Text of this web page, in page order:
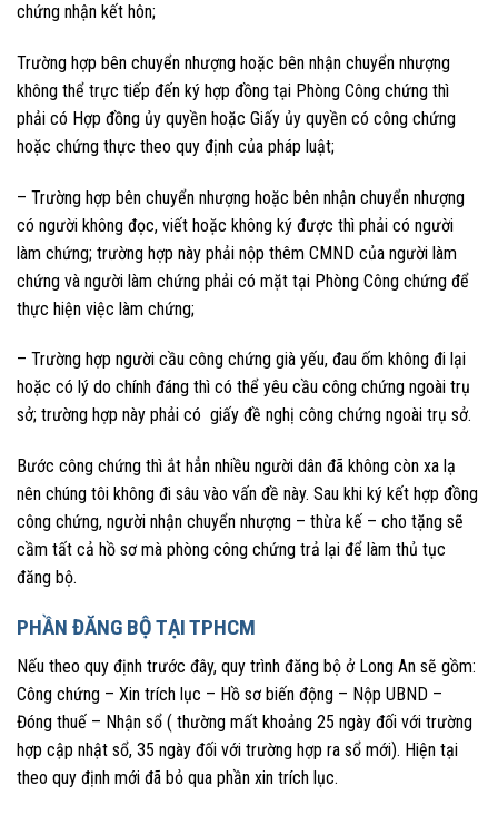
chứng nhận kết hôn;
Trường hợp bên chuyển nhượng hoặc bên nhận chuyển nhượng
không thể trực tiếp đến ký hợp đồng tại Phòng Công chứng thì
phải có Hợp đồng ủy quyền hoặc Giấy ủy quyền có công chứng
hoặc chứng thực theo quy định của pháp luật;
– Trường hợp bên chuyển nhượng hoặc bên nhận chuyển nhượng
có người không đọc, viết hoặc không ký được thì phải có người
làm chứng; trường hợp này phải nộp thêm CMND của người làm
chứng và người làm chứng phải có mặt tại Phòng Công chứng để
thực hiện việc làm chứng;
– Trường hợp người cầu công chứng già yếu, đau ốm không đi lại
hoặc có lý do chính đáng thì có thể yêu cầu công chứng ngoài trụ
sở; trường hợp này phải có giấy đề nghị công chứng ngoài trụ sở.
Bước công chứng thì ắt hẳn nhiều người dân đã không còn xa lạ
nên chúng tôi không đi sâu vào vấn đề này. Sau khi ký kết hợp đồng
công chứng, người nhận chuyển nhượng – thừa kế – cho tặng sẽ
cầm tất cả hồ sơ mà phòng công chứng trả lại để làm thủ tục
đăng bộ.
PHẦN ĐĂNG BỘ TẠI TPHCM
Nếu theo quy định trước đây, quy trình đăng bộ ở Long An sẽ gồm:
Công chứng – Xin trích lục – Hồ sơ biến động – Nộp UBND –
Đóng thuế – Nhận sổ ( thường mất khoảng 25 ngày đối với trường
hợp cập nhật sổ, 35 ngày đối với trường hợp ra sổ mới). Hiện tại
theo quy định mới đã bỏ qua phần xin trích lục.